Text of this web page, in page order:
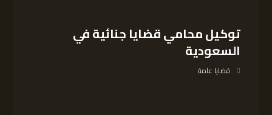
توكيل محامي قضايا جنائية في
السعودية
قضايا عامة